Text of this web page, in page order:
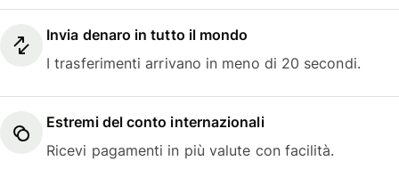
Invia denaro in tutto il mondo
I trasferimenti arrivano in meno di 20 secondi.
Estremi del conto internazionali
Ricevi pagamenti in più valute con facilità.